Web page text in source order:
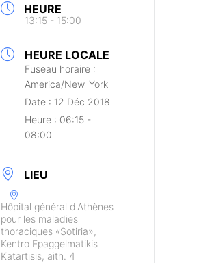
HEURE
13:15 - 15:00
HEURE LOCALE
Fuseau horaire :
America/New_York
Date : 12 Déc 2018
Heure : 06:15 -
08:00
LIEU
Hôpital général d'Athènes
pour les maladies
thoraciques «Sotiria»,
Kentro Epaggelmatikis
Katartisis, aith. 4